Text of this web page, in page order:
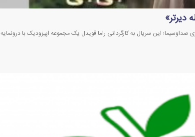
صداوسیما؛ این سریال به کارگردانی راما قویدل یک مجموعه اپیزودیک با درونمایه